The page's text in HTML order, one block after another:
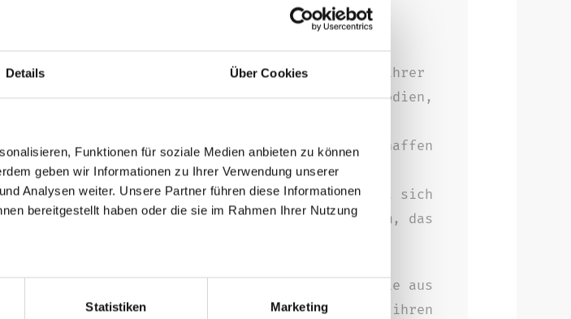
Details Über Cookies
Funktionen für soziale Medien anbieten zu können
geben wir Informationen zu Ihrer Verwendung unserer
Analysen weiter. Unsere Partner führen diese Informationen
bereitgestellt haben oder die sie im Rahmen Ihrer Nutzung
Statistiken Marketing
aus Leipzig, berührt mit ihrem
Indie-Pop und poetischen Texten die Herzen ihrer
Musik ist geprägt von gefühlvollen Klaviermelodien,
Akustikgitarren und beschwingte Indie-Beats schaffen
ihre ausdrucksstarke Präsenz. Zwischen den
Daughter, Ben Howard und The National bewegt sich
Songwriterin mühelos auf ihrem aktuellen Album, das
mit ihrer einzigartigen Stimmfarbe, die aus
und Wiedererkennungswert besitzt. In ihren